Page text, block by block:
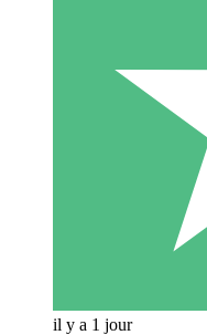
il y a 1 jour